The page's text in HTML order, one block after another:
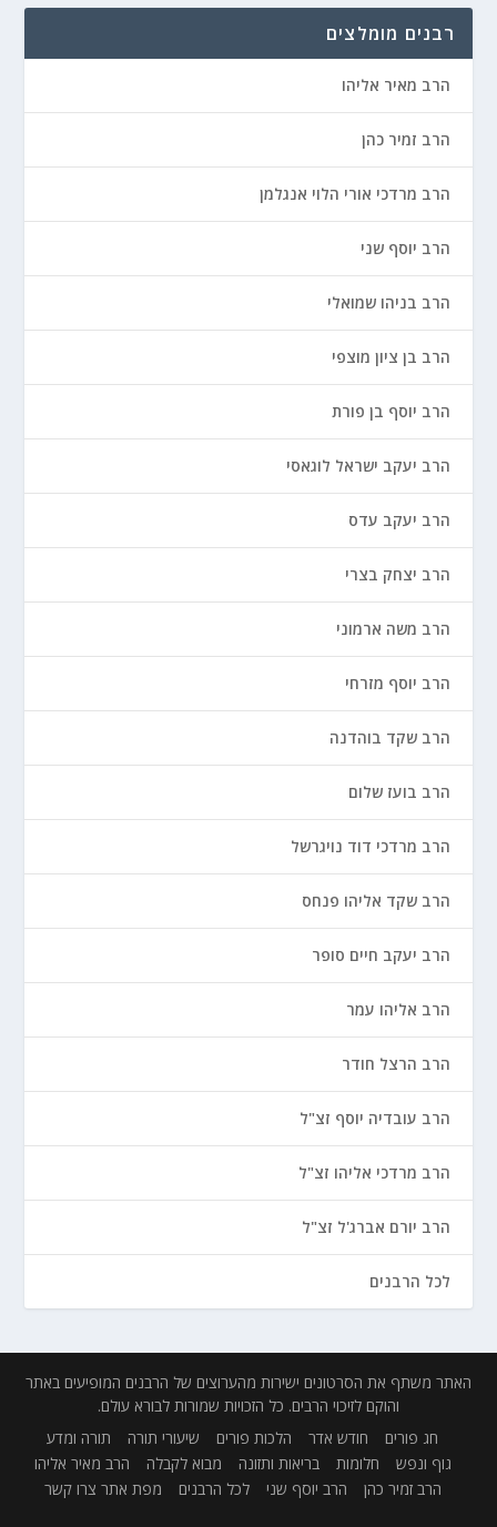
רבנים מומלצים
הרב מאיר אליהו
הרב זמיר כהן
הרב מרדכי אורי הלוי אנגלמן
הרב יוסף שני
הרב בניהו שמואלי
הרב בן ציון מוצפי
הרב יוסף בן פורת
הרב יעקב ישראל לוגאסי
הרב יעקב עדס
הרב יצחק בצרי
הרב משה ארמוני
הרב יוסף מזרחי
הרב שקד בוהדנה
הרב בועז שלום
הרב מרדכי דוד נויגרשל
הרב שקד אליהו פנחס
הרב יעקב חיים סופר
הרב אליהו עמר
הרב הרצל חודר
הרב עובדיה יוסף זצ"ל
הרב מרדכי אליהו זצ"ל
הרב יורם אברג'ל זצ"ל
לכל הרבנים
האתר משתף את הסרטונים ישירות מהערוצים של הרבנים המופיעים באתר
והוקם לזיכוי הרבים. כל הזכויות שמורות לבורא עולם.
חג פורים
חודש אדר הלכות פורים שיעורי תורה
תורה ומדע
גוף ונפש
חלומות בריאות ותזונה מבוא לקבלה
הרב מאיר אליהו
הרב זמיר כהן
הרב יוסף שני לכל הרבנים מפת אתר צרו קשר